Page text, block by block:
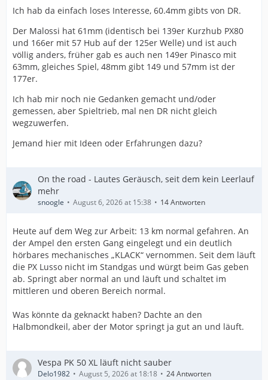
Ich hab da einfach loses Interesse, 60.4mm gibts von DR.
Der Malossi hat 61mm (identisch bei 139er Kurzhub PX80
und 166er mit 57 Hub auf der 125er Welle) und ist auch
völlig anders, früher gab es auch nen 149er Pinasco mit
63mm, gleiches Spiel, 48mm gibt 149 und 57mm ist der
177er.
Ich hab mir noch nie Gedanken gemacht und/oder
gemessen, aber Spieltrieb, mal nen DR nicht gleich
wegzuwerfen.
Jemand hier mit Ideen oder Erfahrungen dazu?
On the road - Lautes Geräusch, seit dem kein Leerlauf
mehr
snoogle August 6, 2026 at 15:38 14 Antworten
Heute auf dem Weg zur Arbeit: 13 km normal gefahren. An
der Ampel den ersten Gang eingelegt und ein deutlich
hörbares mechanisches „KLACK“ vernommen. Seit dem läuft
die PX Lusso nicht im Standgas und würgt beim Gas geben
ab. Springt aber normal an und läuft und schaltet im
mittleren und oberen Bereich normal.
Was könnte da geknackt haben? Dachte an den
Halbmondkeil, aber der Motor springt ja gut an und läuft.
Vespa PK 50 XL läuft nicht sauber
Delo1982 August 5, 2026 at 18:18 24 Antworten